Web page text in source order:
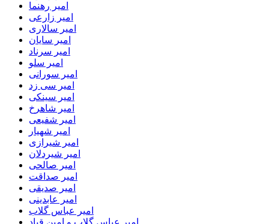
امیر رهنما
امیر زارعی
امیر سالاری
امیر سایان
امیر سرناد
امیر سلو
امیر سورانی
امیر سی زد
امیر سینکی
امیر شاهرخ
امیر شفیعی
امیر شهیار
امیر شیرازی
امیر شیردلان
امیر صالحی
امیر صداقت
امیر صدیقی
امیر عابدینی
امیر عباس گلاب